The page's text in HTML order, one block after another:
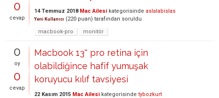
0
cevap
14 Temmuz 2018 Mac Ailesi kategorisinde aslalabislas
Yeni Kullanıcı (220 puan) tarafından soruldu
macbook-pro
monitör
0
oy
0
cevap
Macbook 13'' pro retina için
olabildiğince hafif yumuşak
koruyucu kılıf tavsiyesi
22 Kasım 2015 Mac Ailesi kategorisinde tybozkurt